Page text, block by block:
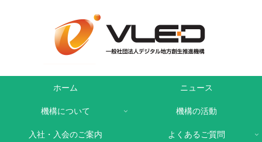
ホーム ニュース
機構について 機構の活動
入社・入会のご案内 よくあるご質問